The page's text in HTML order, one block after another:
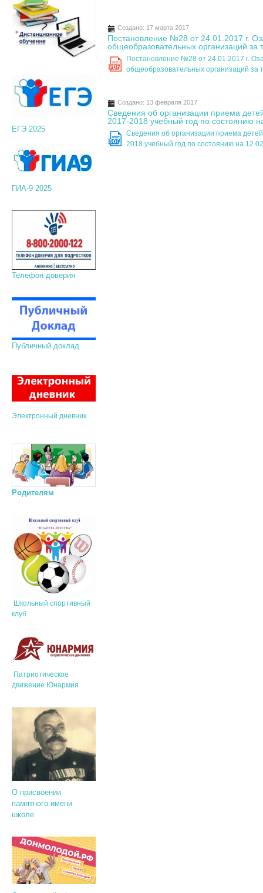
Создано: 17 марта 2017
Постановление №28 от 24.01.2017 г.
общеобразовательных организаций за
PDF
Постановление №28 от 24.01.2017 г.
общеобразовательных организаций за
Создано: 13 февраля 2017
Сведения об организации приема
2017-2018 учебный год по состоянию
DOC
Сведения об организации приема
2018 учебный год по состоянию на
ЕГЭ 2025
ГИА-9 2025
Телефон доверия
Публичный доклад
Электронный дневник
Родителям
Школьный спортивный
клуб
Патриотическое
движение Юнармия
О присвоении
памятного имени
школе